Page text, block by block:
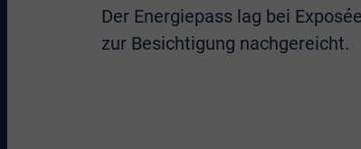
Der Energiepass lag bei
zur Besichtigung nachgereicht.